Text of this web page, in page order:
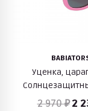
Уценка,
Original Navigator
2 970 ₽ 2